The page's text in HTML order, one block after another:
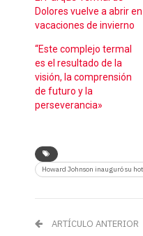
Dolores vuelve a abrir en
vacaciones de invierno
“Este complejo termal
es el resultado de la
visión, la comprensión
de futuro y la
perseverancia»
Howard Johnson inauguró su
ARTÍCULO ANTERIOR